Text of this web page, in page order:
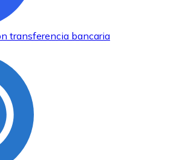
transferencia bancaria